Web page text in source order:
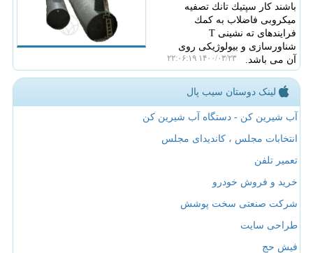
باشند كار سپتیك تانك تصفیه
میكروبی فاضلاب به كمك
فرایندهای ته نشینی T
شناورسازی و بیولوژیكی روی
آن می باشد.
۱۴۰۰/۰۳/۲۳ ۲۲:۰۶:۱۹
لینک دوستان سیب پال
آب شیرین کن - دستگاه آب شیرین کن
انتخابات مجلس ، کاندیدای مجلس
تعمیر تلفن
خرید و فروش خودرو
شرکت صنعتی سخت پوشش
طراحی سایت
فیش حج